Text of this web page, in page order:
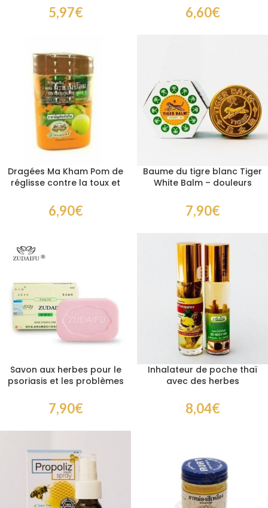
Relaxation et
Aromathérapie
5,97€
vitalité
6,60€
Dragées Ma Kham Pom de
réglisse contre la toux et
6,90€
Baume du tigre blanc Tiger
White Balm – douleurs
tête 30 gr
7,90€
Savon aux herbes pour le
psoriasis et les problèmes
Soap
7,90€
Inhalateur de poche thaï
avec des herbes
8,04€